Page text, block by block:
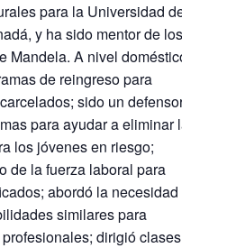
para la Universidad de
y ha sido mentor de los
Mandela. A nivel doméstico,
de reingreso para
sido un defensor
para ayudar a eliminar la
los jóvenes en riesgo;
de la fuerza laboral para
abordó la necesidad
similares para
dirigió clases